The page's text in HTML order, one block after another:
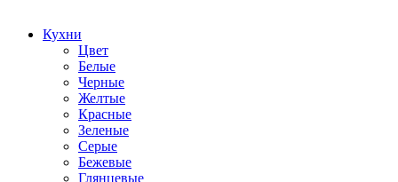
Кухни
Цвет
Белые
Черные
Желтые
Красные
Зеленые
Серые
Бежевые
Глянцевые